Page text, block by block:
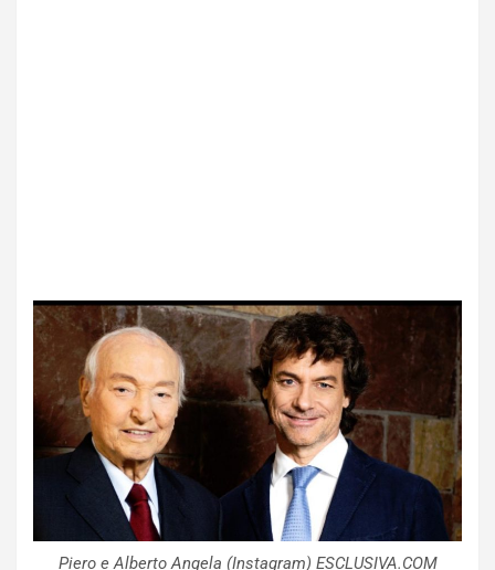
Piero e Alberto Angela (Instagram) ESCLUSIVA.COM